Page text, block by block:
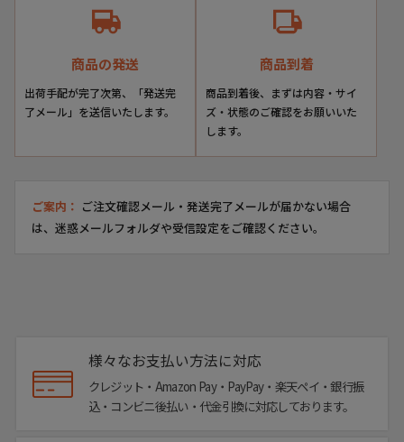
靴店の多い神戸の街中でも通りすがりに足を止める方が非常
に多いブランドでもあります。
次に、その素材と仕上げのクオリティの確かさ。
素材に徹底的にこだわり、染色やデザイン部分も手間を惜し
まず細部までこだわりを感じる製品の数々は360度 全方位
本物志向のエグゼクティブにもきっとご満足いただけること
そして製法からくる履き心地のよさ。
足底のアーチサポート効果もあり、デザインのアクセントに
も。
MAGNANNIファンにはオパンカにこだわる方も非常に多く
商品の発送
出荷手配が完了次第、「発送完
了メール」を送信いたします。
商品到着
商品到着後、まずは内容・サイ
ズ・状態のご確認をお願いいた
します。
ご案内： ご注文確認メール・発送完了メールが届かない場合
は、迷惑メールフォルダや受信設定をご確認ください。
様々なお支払い方法に対応
クレジット・Amazon Pay・PayPay・楽天ペイ・銀行振
込・コンビニ後払い・代金引換に対応しております。